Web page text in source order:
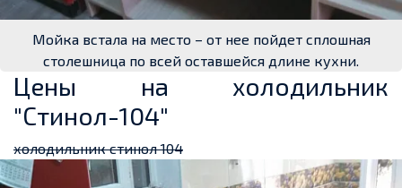
Мойка встала на место – от нее пойдет сплошная
столешница по всей оставшейся длине кухни.
Цены на холодильник
"Стинол-104"
холодильник стинол 104